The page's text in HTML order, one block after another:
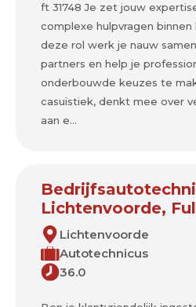
ft 31748 Je zet jouw
complexe hulpvragen
deze rol werk je nauw
partners en help je
onderbouwde keuzes te
casuïstiek, denkt mee over
aan e...
Lichtenvoorde,
Lichtenvoorde
Autotechnicus
36.0